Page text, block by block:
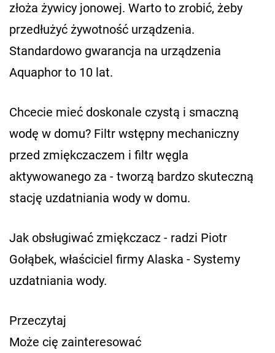
złoża żywicy jonowej. Warto to zrobić, żeby
przedłużyć żywotność urządzenia.
Standardowo gwarancja na urządzenia
Aquaphor to 10 lat.
Chcecie mieć doskonale czystą i smaczną
wodę w domu? Filtr wstępny mechaniczny
przed zmiękczaczem i filtr węgla
aktywowanego za - tworzą bardzo skuteczną
stację uzdatniania wody w domu.
Jak obsługiwać zmiękczacz - radzi Piotr
Gołąbek, właściciel firmy Alaska - Systemy
uzdatniania wody.
Przeczytaj
Może cię zainteresować